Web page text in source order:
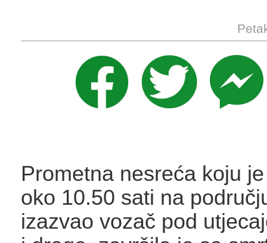
Prometna nesreća koju
oko 10.50 sati na
izazvao vozač pod